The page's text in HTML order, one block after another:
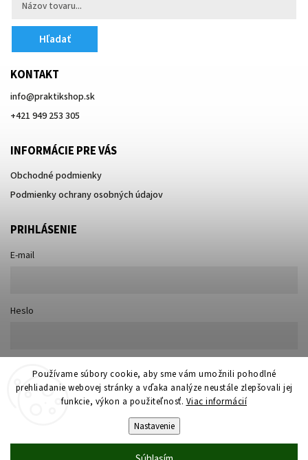
Používame súbory cookie, aby sme vám umožnili pohodlné
prehliadanie webovej stránky a vďaka analýze neustále zlepšovali jej
funkcie, výkon a použiteľnosť. Viac informácií
Nastavenie
Hľadať
KONTAKT
info@praktikshop.sk
+421 949 253 305
INFORMÁCIE PRE VÁS
Obchodné podmienky
Podmienky ochrany osobných údajov
PRIHLÁSENIE
E-mail
Heslo
Prihlásiť sa
Nová registrácia
Zabudnuté heslo